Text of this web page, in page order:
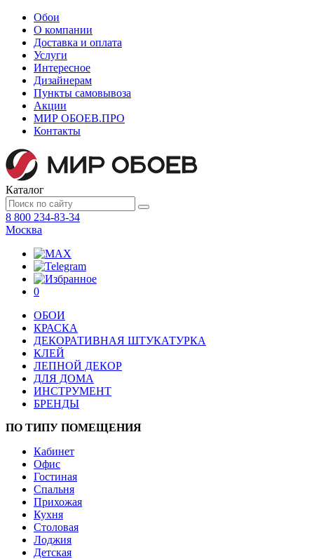
Обои
О компании
Доставка и оплата
Услуги
Интересное
Дизайнерам
Пункты самовывоза
Акции
МИР ОБОЕВ.ПРО
Контакты
Каталог
8 800 234-83-34
Москва
0
ОБОИ
КРАСКА
ДЕКОРАТИВНАЯ ШТУКАТУРКА
КЛЕЙ
ЛЕПНОЙ ДЕКОР
ДЛЯ ДОМА
ИНСТРУМЕНТ
БРЕНДЫ
ПО ТИПУ ПОМЕЩЕНИЯ
Кабинет
Офис
Гостиная
Спальня
Прихожая
Кухня
Столовая
Лоджия
Детская